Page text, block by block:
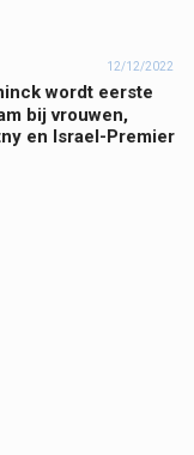
12/12/2022
wordt eerste
bij vrouwen,
en Israel-Premier